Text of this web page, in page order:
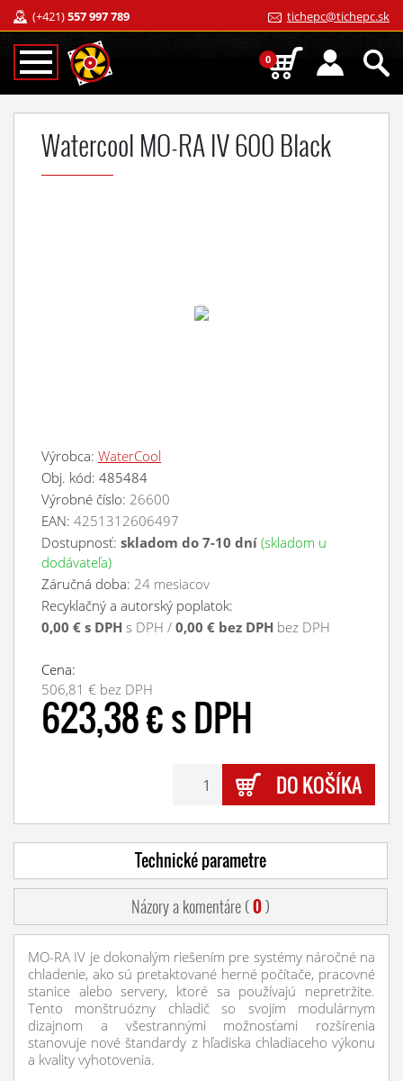
(+421)557 997 789 tichepc@tichepc.sk
0
Watercool MO-RA IV 600 Black
Výrobca: WaterCool
Obj. kód: 485484
Výrobné číslo: 26600
EAN: 4251312606497
Dostupnosť: skladom do 7-10 dní (skladom u
dodávateľa)
Záručná doba: 24 mesiacov
Recyklačný a autorský poplatok:
0,00 € s DPH s DPH / 0,00 € bez DPH bez DPH
Cena:
506,81 € bez DPH
623,38 € s DPH
DO KOŠÍKA
Technické parametre
Názory a komentáre (0)
MO-RA IV je dokonalým riešením pre systémy náročné na
chladenie, ako sú pretaktované herné počítače, pracovné
stanice alebo servery, ktoré sa používajú nepretržite.
Tento monštruózny chladič so svojím modulárnym
dizajnom a všestrannými možnosťami rozšírenia
stanovuje nové štandardy z hľadiska chladiaceho výkonu
a kvality vyhotovenia.